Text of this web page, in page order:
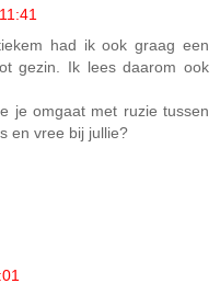
had ik ook graag een
gezin. Ik lees daarom ook
je omgaat met ruzie tussen
en vree bij jullie?